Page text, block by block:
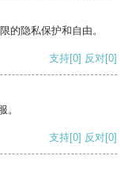
的隐私保护和自由。
支持[0] 反对[0]
。
支持[0] 反对[0]